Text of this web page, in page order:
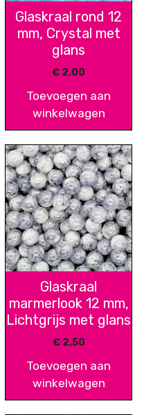
Glaskraal rond 12
mm, Crystal met
glans
€ 2,00
Toevoegen aan
winkelwagen
Glaskraal
marmerlook 12 mm,
Lichtgrijs met glans
€2,50
Toevoegen aan
winkelwagen